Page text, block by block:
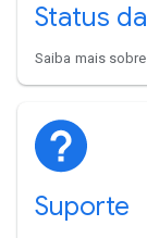
Status
Saiba mais
Suporte